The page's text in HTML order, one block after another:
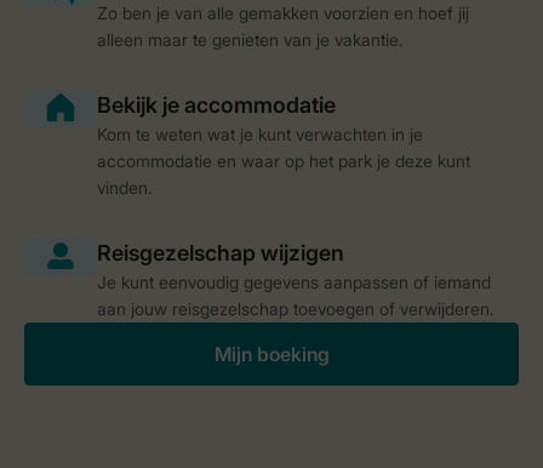
Zo ben je van alle gemakken voorzien en hoef jij
alleen maar te genieten van je vakantie.
Kom te weten wat je kunt verwachten in je
accommodatie en waar op het park je deze kunt
vinden.
Je kunt eenvoudig gegevens aanpassen of iemand
aan jouw reisgezelschap toevoegen of verwijderen.
Mijn boeking